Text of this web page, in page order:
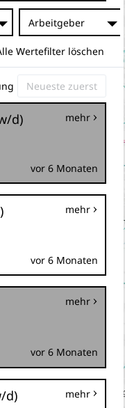
Arbeitgeber
Wertefilter löschen
d) mehr
vor 6 Monaten
mehr
vor 6 Monaten
mehr
vor 6 Monaten
d) mehr